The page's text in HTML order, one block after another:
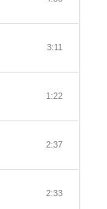
3:11
1:22
2:37
2:33